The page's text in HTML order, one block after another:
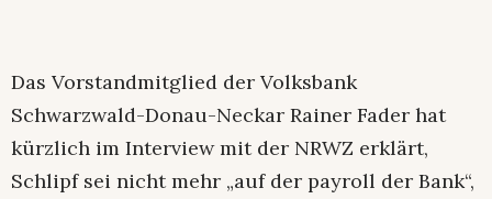
Das Vorstandmitglied der Volksbank
Schwarzwald-Donau-Neckar Rainer Fader hat
kürzlich im Interview mit der NRWZ erklärt,
Schlipf sei nicht mehr „auf der payroll der Bank“,